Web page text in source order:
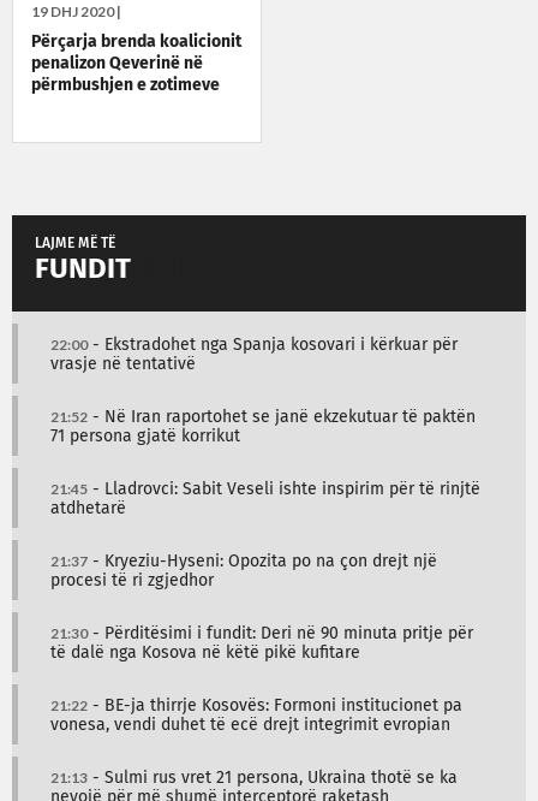
19 DHJ 2020 |
Përçarja brenda koalicionit
penalizon Qeverinë në
përmbushjen e zotimeve
LAJME MË TË
FUNDIT
22:00- Ekstradohet nga Spanja kosovari i kërkuar për
vrasje në tentativë
21:52 - Në Iran raportohet se janë ekzekutuar të paktën
71 persona gjatë korrikut
21:45 - Lladrovci: Sabit Veseli ishte inspirim për të rinjtë
atdhetarë
21:37 - Kryeziu-Hyseni: Opozita po na çon drejt një
procesi të ri zgjedhor
21:30- Përditësimi i fundit: Deri në 90 minuta pritje për
të dalë nga Kosova në këtë pikë kufitare
21:22 - BE-ja thirrje Kosovës: Formoni institucionet pa
vonesa, vendi duhet të ecë drejt integrimit evropian
21:13 - Sulmi rus vret 21 persona, Ukraina thotë se ka
nevojë për më shumë interceptorë raketash